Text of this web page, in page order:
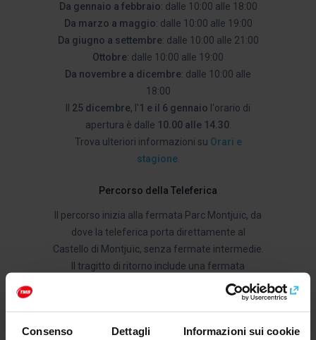
Consenso Dettagli Informazioni sui cookie
Da gennaio a febbraio: dalle 10:00 alle 18:00
Da marzo a maggio: dalle 10:00 alle 19:00
Da giugno a settembre: dalle 10:00 alle 21:00
Ottobre: dalle 10:00 alle 19:00
Da novembre a dicembre: dalle 10:00 alle
18:00
25 dicembre, l'1 e il 6 gennaio l'orario di
apertura è dalle 10.00 alle 14.30.
Trova ulteriori informazioni su Orari e
stagione.
Percorso della Teleferica
Il percorso inizia alla fermata Parc Montjuïc, da
dove la teleferica porta direttamente al
Castello di Montjuïc, senza fermate intermedie.
Il tragitto di ritorno include una fermata
facoltativa al belvedere de l’Alcalde e termina al
percorso della Teleferica.